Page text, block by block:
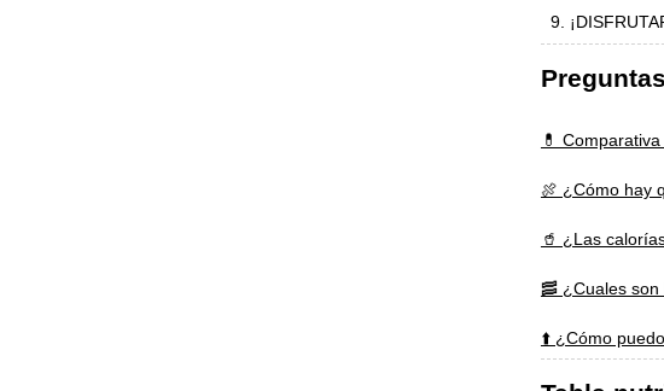
💊
🍖 ¿Cómo hay
🥤 ¿Las
🥓 ¿Cuales
⬆️ ¿Cómo